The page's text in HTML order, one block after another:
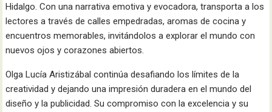
Hidalgo. Con una narrativa emotiva y evocadora, transporta a los
lectores a través de calles empedradas, aromas de cocina y
encuentros memorables, invitándolos a explorar el mundo con
nuevos ojos y corazones abiertos.
Olga Lucía Aristizábal continúa desafiando los límites de la
creatividad y dejando una impresión duradera en el mundo del
diseño y la publicidad. Su compromiso con la excelencia y su